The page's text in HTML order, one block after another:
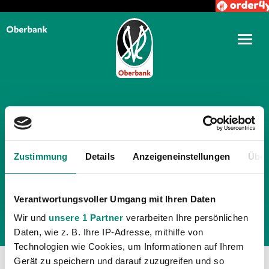
Zustimmung Details Anzeigeneinstellungen
Verantwortungsvoller Umgang mit Ihren Daten
Wir und unsere 1 Partner verarbeiten Ihre persönlichen
Daten, wie z. B. Ihre IP-Adresse, mithilfe von
Technologien wie Cookies, um Informationen auf Ihrem
Gerät zu speichern und darauf zuzugreifen und so
TÄGLICHE ARCHIVE: 20.
AUGUST 2019